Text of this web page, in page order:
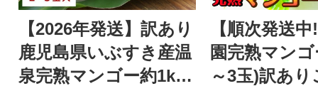
【2026年発送】訳あり
鹿児島県いぶすき産温
泉完熟マンゴー約1kg
【順次発送
園完熟マン
～3玉)訳あり